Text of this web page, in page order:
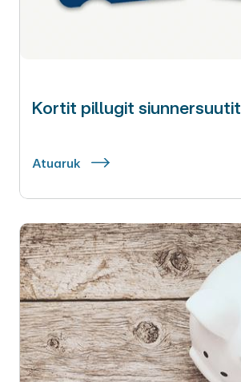
Kortit pillugit siunnersuutit
Atuaruk